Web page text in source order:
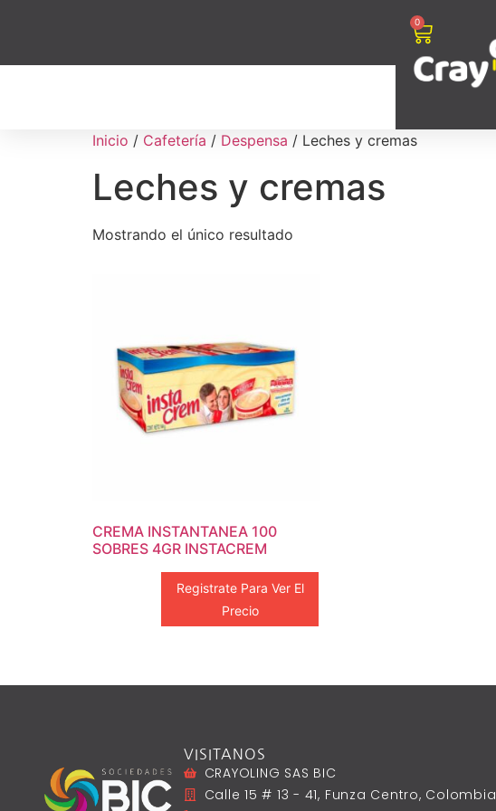
0
Inicio / Cafetería / Despensa / Leches y cremas
Leches y cremas
Mostrando el único resultado
CREMA INSTANTANEA 100
SOBRES 4GR INSTACREM
Registrate Para Ver El
Precio
VISITANOS
CRAYOLING SAS BIC
Calle 15 # 13 - 41, Funza Centro, Colombia